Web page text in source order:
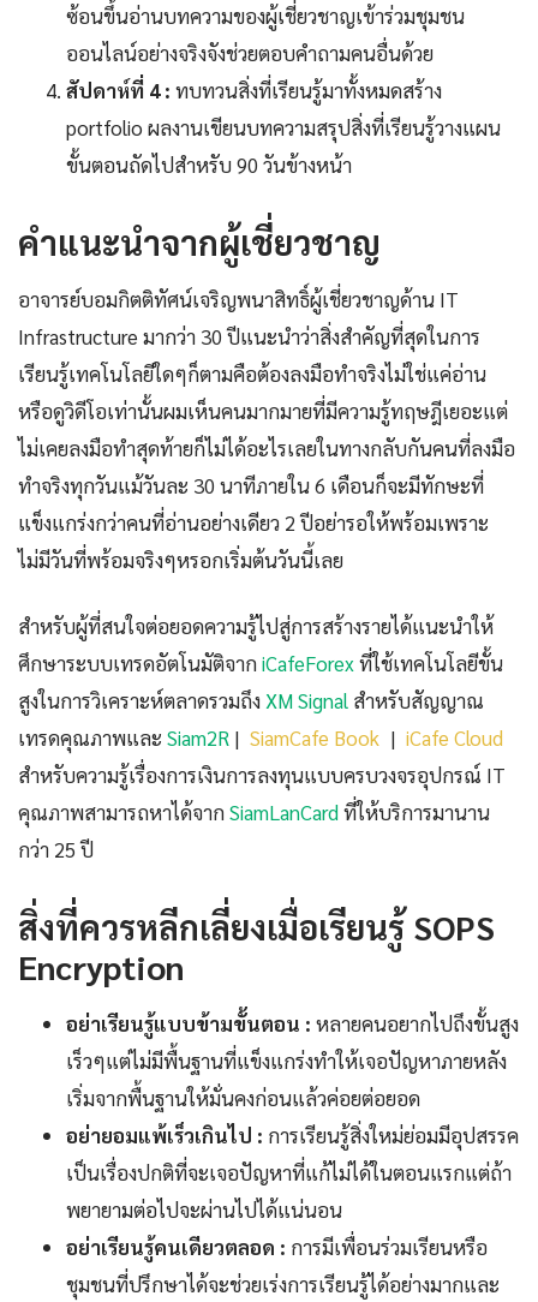
ซ้อนขึ้นอ่านบทความของผู้เชี่ยวชาญเข้าร่วมชุมชน
ออนไลน์อย่างจริงจังช่วยตอบคำถามคนอื่นด้วย
สัปดาห์ที่ 4 : ทบทวนสิ่งที่เรียนรู้มาทั้งหมดสร้าง
portfolio ผลงานเขียนบทความสรุปสิ่งที่เรียนรู้วางแผน
ขั้นตอนถัดไปสำหรับ 90 วันข้างหน้า
คำแนะนำจากผู้เชี่ยวชาญ
อาจารย์บอมกิตติทัศน์เจริญพนาสิทธิ์ผู้เชี่ยวชาญด้าน IT
Infrastructure มากว่า 30 ปีแนะนำว่าสิ่งสำคัญที่สุดในการ
เรียนรู้เทคโนโลยีใดๆก็ตามคือต้องลงมือทำจริงไม่ใช่แค่อ่าน
หรือดูวิดีโอเท่านั้นผมเห็นคนมากมายที่มีความรู้ทฤษฎีเยอะแต่
ไม่เคยลงมือทำสุดท้ายก็ไม่ได้อะไรเลยในทางกลับกันคนที่ลงมือ
ทำจริงทุกวันแม้วันละ 30 นาทีภายใน 6 เดือนก็จะมีทักษะที่
แข็งแกร่งกว่าคนที่อ่านอย่างเดียว 2 ปีอย่ารอให้พร้อมเพราะ
ไม่มีวันที่พร้อมจริงๆหรอกเริ่มต้นวันนี้เลย
สำหรับผู้ที่สนใจต่อยอดความรู้ไปสู่การสร้างรายได้แนะนำให้
ศึกษาระบบเทรดอัตโนมัติจากiCafeForex ที่ใช้เทคโนโลยีขั้น
สูงในการวิเคราะห์ตลาดรวมถึง XM Signal สำหรับสัญญาณ
เทรดคุณภาพและ Siam2R | SiamCafe Book | iCafe Cloud
สำหรับความรู้เรื่องการเงินการลงทุนแบบครบวงจรอุปกรณ์ IT
คุณภาพสามารถหาได้จากSiamLanCardที่ให้บริการมานาน
กว่า 25 ปี
สิ่งที่ควรหลีกเลี่ยงเมื่อเรียนรู้ SOPS
Encryption
อย่าเรียนรู้แบบข้ามขั้นตอน : หลายคนอยากไปถึงขั้นสูง
เร็วๆแต่ไม่มีพื้นฐานที่แข็งแกร่งทำให้เจอปัญหาภายหลัง
เริ่มจากพื้นฐานให้มั่นคงก่อนแล้วค่อยต่อยอด
อย่ายอมแพ้เร็วเกินไป : การเรียนรู้สิ่งใหม่ย่อมมีอุปสรรค
เป็นเรื่องปกติที่จะเจอปัญหาที่แก้ไม่ได้ในตอนแรกแต่ถ้า
พยายามต่อไปจะผ่านไปได้แน่นอน
อย่าเรียนรู้คนเดียวตลอด : การมีเพื่อนร่วมเรียนหรือ
ชุมชนที่ปรึกษาได้จะช่วยเร่งการเรียนรู้ได้อย่างมากและ